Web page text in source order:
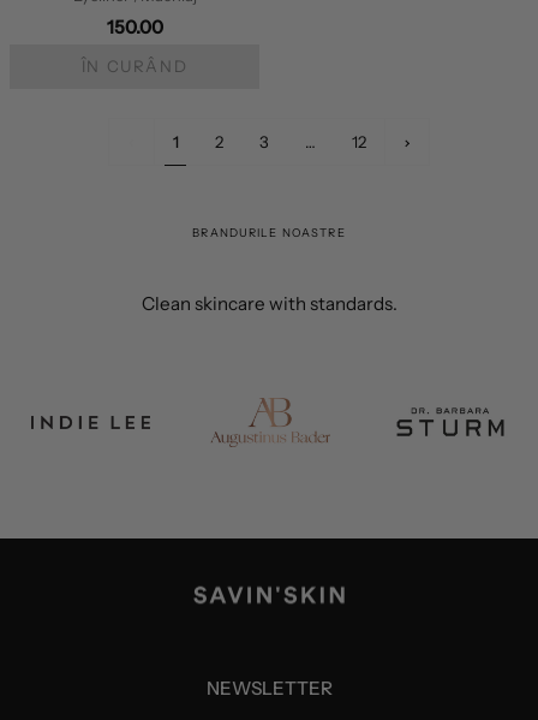
150.00
ÎN CURÂND
1 2 3 … 12
Următorul
BRANDURILE NOASTRE
Clean skincare with standards.
NEWSLETTER